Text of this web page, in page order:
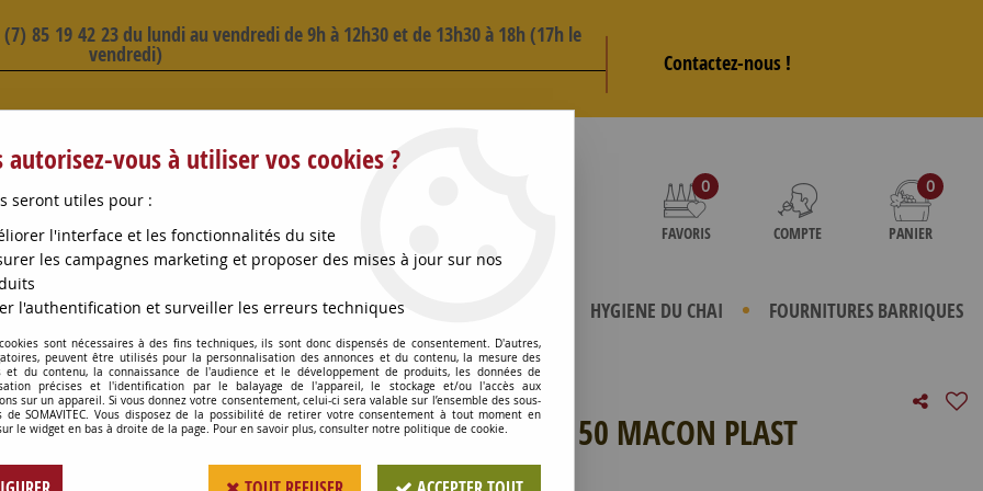
85 19 42 23 du lundi au vendredi de 9h à 12h30 et de 13h30 à 18h (17h le
vendredi) Contactez-nous !
0
FAVORIS COMPTE
0
PANIER
CONSOMMABLES OENOLOGIE HYGIENE DU CHAI FOURNITURES BARRIQUES
CONTENEUR 50 MACON PLAST
ADAPTATEUR CONTENEUR 50 MACON PLAST
autorisez-vous à utiliser vos cookies ?
seront utiles pour :
l'interface et les fonctionnalités du site
les campagnes marketing et proposer des mises à jour sur nos
l'authentification et surveiller les erreurs techniques
sont nécessaires à des fins techniques, ils sont donc dispensés de consentement. D'autres,
peuvent être utilisés pour la personnalisation des annonces et du contenu, la mesure des
et du contenu, la connaissance de l'audience et le développement de produits, les données de
précises et l'identification par le balayage de l'appareil, le stockage et/ou l'accès aux
sur un appareil. Si vous donnez votre consentement, celui-ci sera valable sur l’ensemble des sous-
de SOMAVITEC. Vous disposez de la possibilité de retirer votre consentement à tout moment en
le widget en bas à droite de la page. Pour en savoir plus, consulter notre politique de cookie.